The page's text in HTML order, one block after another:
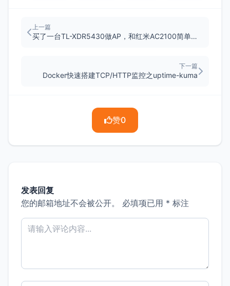
上一篇
买了一台TL-XDR5430做AP，和红米AC2100简单对比了下
下一篇
Docker快速搭建TCP/HTTP监控之uptime-kuma
赞0
发表回复
您的邮箱地址不会被公开。
必填项已用 * 标注